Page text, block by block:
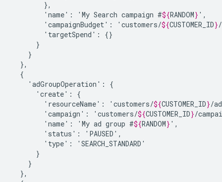
'name':
'My Search campaign #${RANDOM}
'campaignBudget':
'customers/${CUSTOMER_ID}
'targetSpend':
'adGroupOperation':
'create':
'resourceName':
'customers/${CUSTOMER_ID}
'campaign':
'customers/${CUSTOMER_ID}
'name':
'My ad group #${RANDOM}
'status':
'type':